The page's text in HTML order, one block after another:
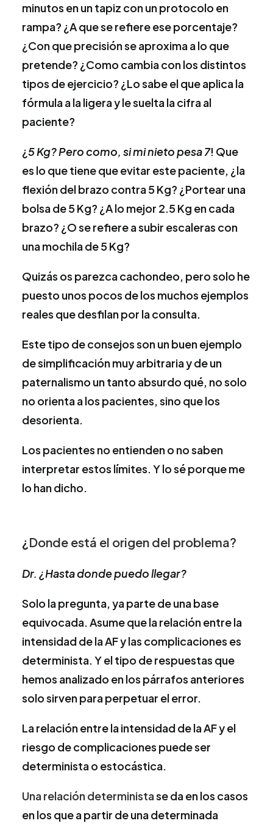
minutos en un tapiz con un protocolo en
rampa? ¿A que se refiere ese porcentaje?
¿Con que precisión se aproxima a lo que
pretende? ¿Como cambia con los distintos
tipos de ejercicio? ¿Lo sabe el que aplica la
fórmula a la ligera y le suelta la cifra al
paciente?
¿5 Kg? Pero como, si mi nieto pesa 7! Que
es lo que tiene que evitar este paciente, ¿la
flexión del brazo contra 5 Kg? ¿Portear una
bolsa de 5 Kg? ¿A lo mejor 2.5 Kg en cada
brazo? ¿O se refiere a subir escaleras con
una mochila de 5 Kg?
Quizás os parezca cachondeo, pero solo he
puesto unos pocos de los muchos ejemplos
reales que desfilan por la consulta.
Este tipo de consejos son un buen ejemplo
de simplificación muy arbitraria y de un
paternalismo un tanto absurdo qué, no solo
no orienta a los pacientes, sino que los
desorienta.
Los pacientes no entienden o no saben
interpretar estos límites. Y lo sé porque me
lo han dicho.
¿ Donde está el origen del problema?
Dr. ¿Hasta donde puedo llegar?
Solo la pregunta, ya parte de una base
equivocada. Asume que la relación entre la
intensidad de la AF y las complicaciones es
determinista. Y el tipo de respuestas que
hemos analizado en los párrafos anteriores
solo sirven para perpetuar el error.
La relación entre la intensidad de la AF y el
riesgo de complicaciones puede ser
determinista o estocástica.
Una relación deterministase da en los casos
en los que a partir de una determinada